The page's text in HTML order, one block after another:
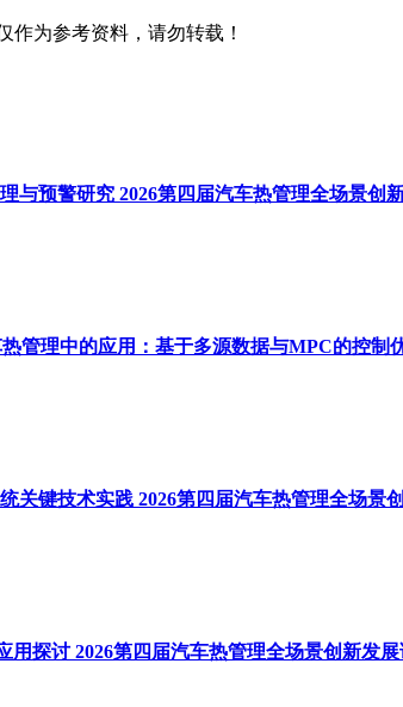
作为参考资料，请勿转载！
与预警研究 2026第四届汽车热管理全场景创
管理中的应用：基于多源数据与MPC的控制
关键技术实践 2026第四届汽车热管理全场景
探讨 2026第四届汽车热管理全场景创新发